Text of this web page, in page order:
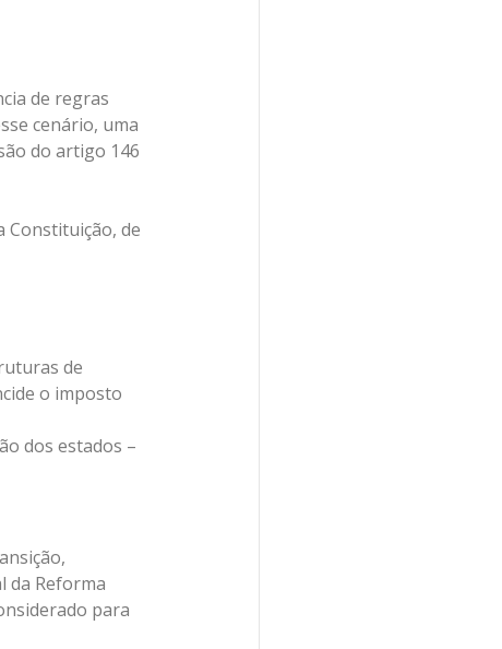
de regras
cenário, uma
do artigo 146
Constituição, de
de
o imposto
dos estados –
da Reforma
para